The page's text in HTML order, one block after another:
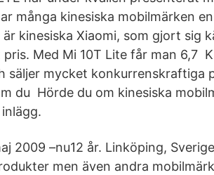
många kinesiska mobilmärken
kinesiska Xiaomi, som gjort sig
Med Mi 10T Lite får man 6,7
säljer mycket konkurrenskraftiga
du Hörde du om kinesiska
2009 –nu12 år. Linköping,
men även andra